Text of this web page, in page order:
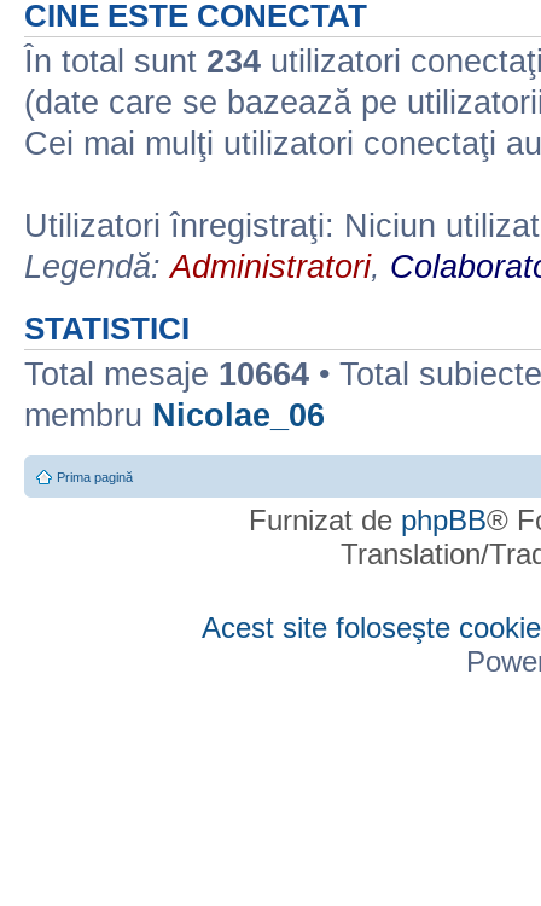
CINE ESTE CONECTAT
În total sunt 234 utilizatori
(date care se bazează pe
Cei mai mulţi utilizatori conectaţi
Utilizatori înregistraţi: Niciun
Legendă:Administratori,
STATISTICI
Total mesaje 10664 • Total
membru Nicolae_06
Prima pagină
Furnizat de phpBB®
Translation/
Acest site foloseşte